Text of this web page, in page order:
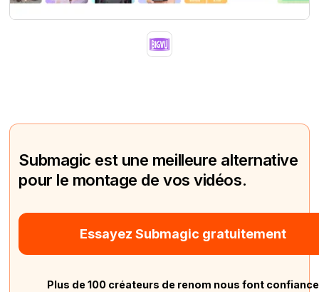
Submagic est une meilleure alternative
pour le montage de vos vidéos.
Essayez Submagic gratuitement
Plus de 100 créateurs de renom nous font confiance